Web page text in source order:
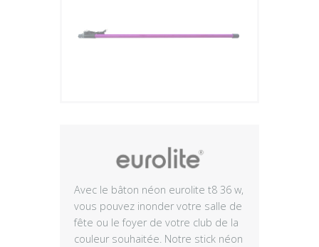
Plus
Avec le bâton néon eurolite t8 36 w,
vous pouvez inonder votre salle de
fête ou le foyer de votre club de la
couleur souhaitée. Notre stick néon